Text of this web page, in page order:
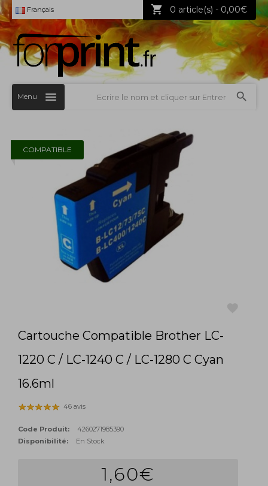
Français 0 article(s) - 0,00€
Menu
COMPATIBLE
Cartouche Compatible Brother LC-
1220 C / LC-1240 C / LC-1280 C Cyan
16.6ml
46 avis
Code Produit:
4260271985390
Disponibilité:
En Stock
1,60€